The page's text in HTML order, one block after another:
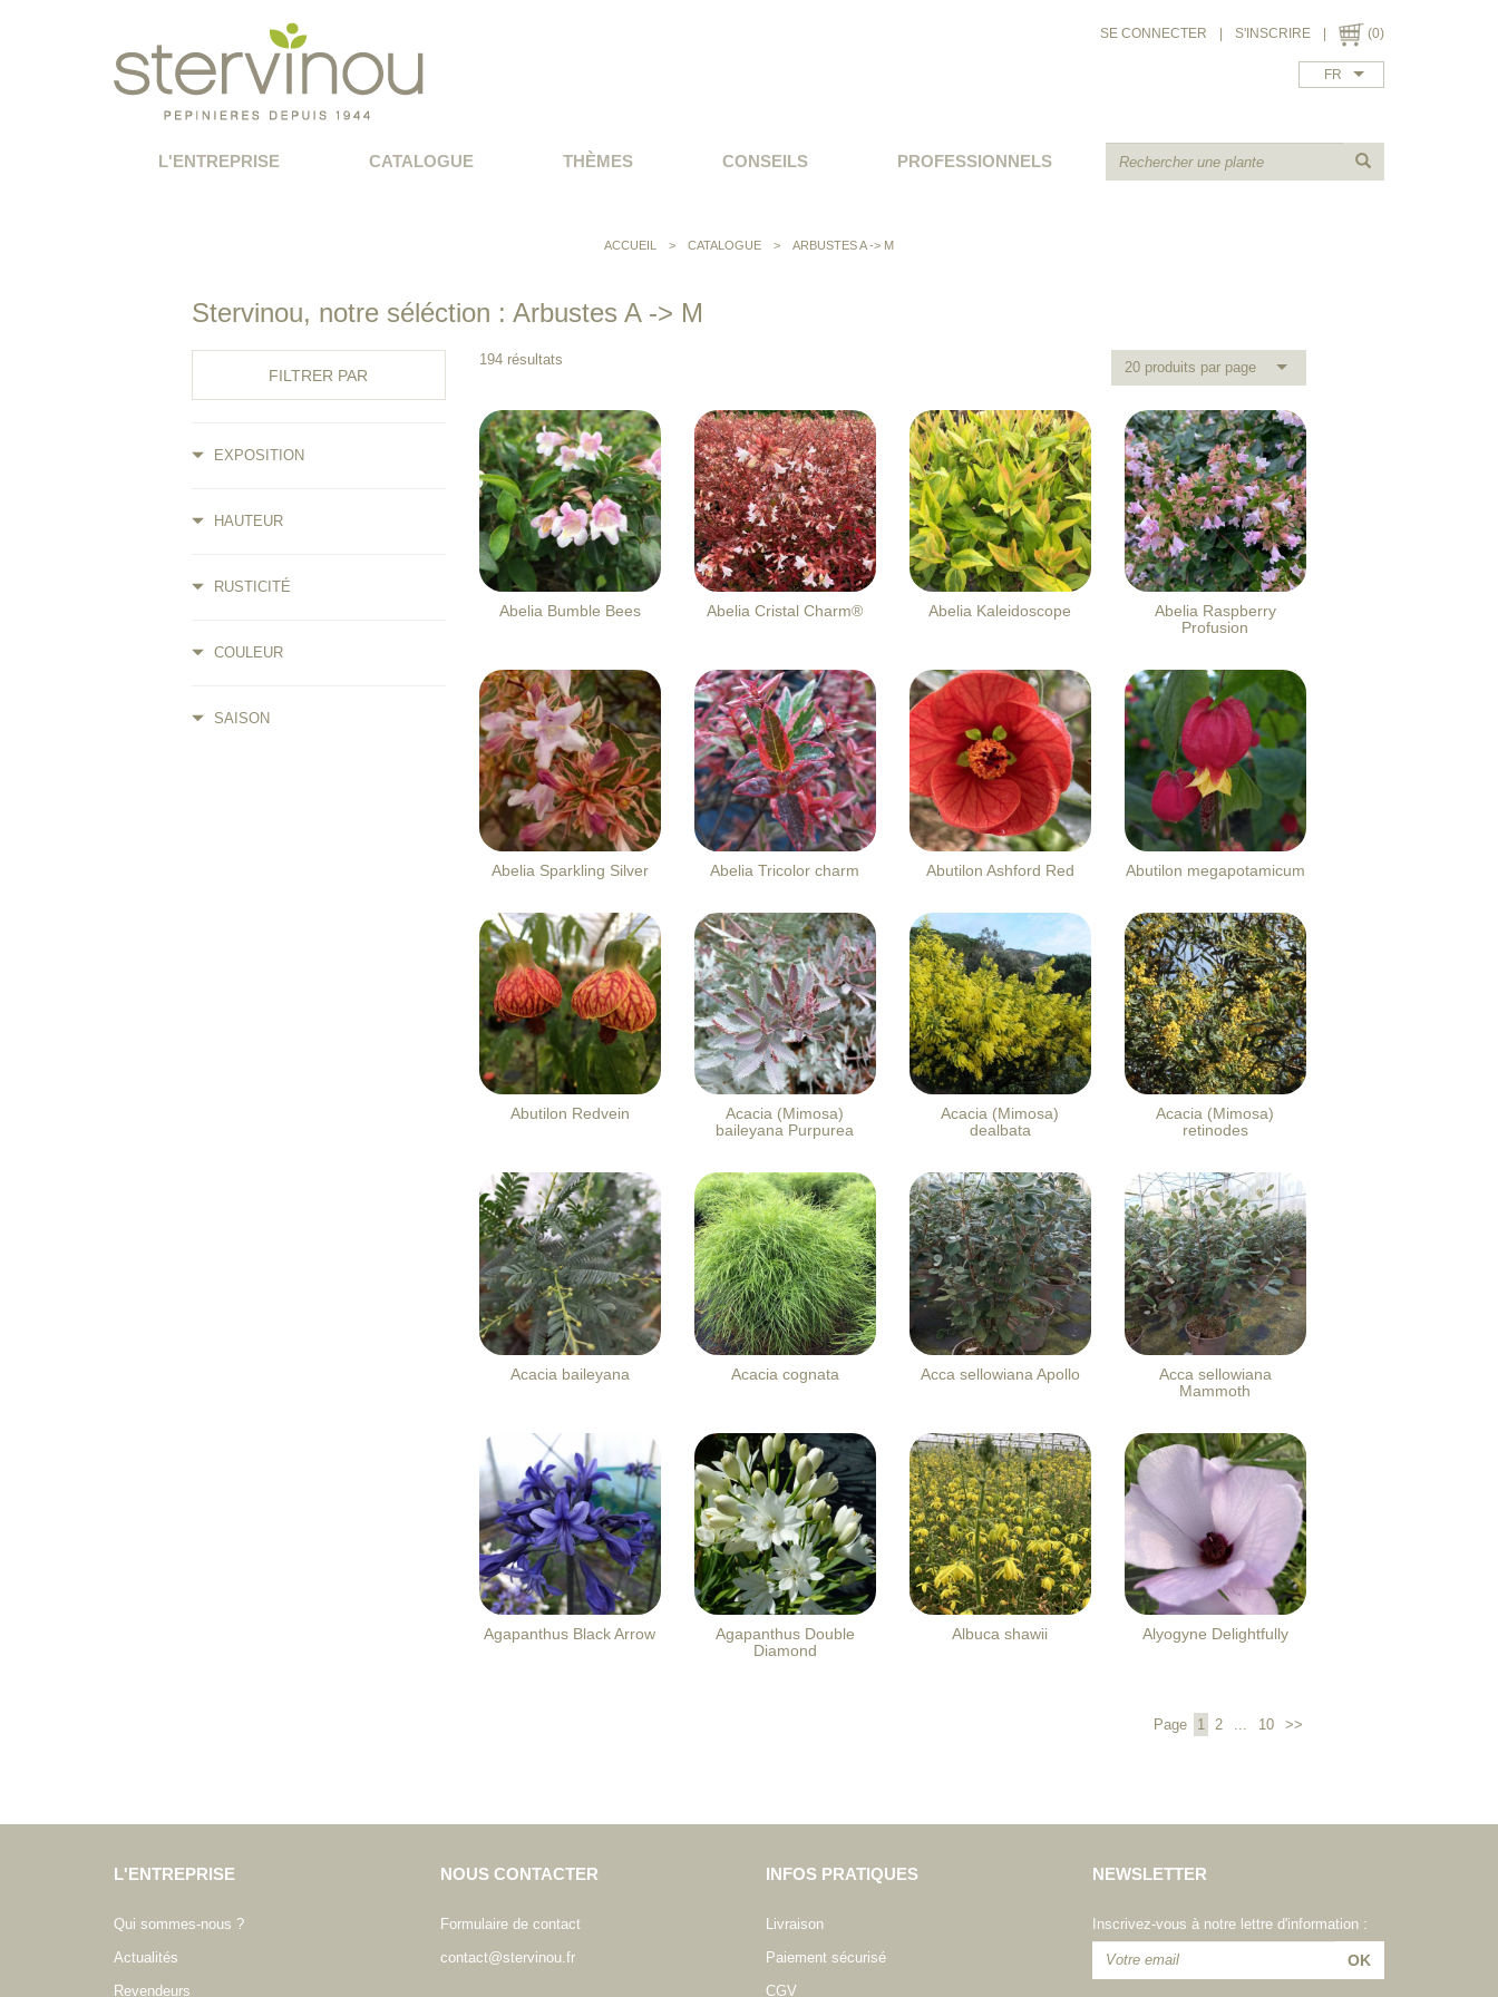
SE CONNECTER S'INSCRIRE (0)
FR
L'ENTREPRISE CATALOGUE THÈMES CONSEILS PROFESSIONNELS
ACCUEIL > CATALOGUE > ARBUSTES A -> M
Stervinou, notre séléction : Arbustes A -> M
FILTRER PAR
EXPOSITION
HAUTEUR
RUSTICITÉ
COULEUR
SAISON
194 résultats 20 produits par page
Abelia Bumble Bees Abelia Cristal Charm® Abelia Kaleidoscope
Abelia Raspberry
Profusion
Abelia Sparkling Silver Abelia Tricolor charm Abutilon Ashford Red Abutilon megapotamicum
Abutilon Redvein
Acacia (Mimosa)
baileyana Purpurea
Acacia (Mimosa)
dealbata
Acacia (Mimosa)
retinodes
Acacia baileyana Acacia cognata Acca sellowiana Apollo
Acca sellowiana
Mammoth
Agapanthus Black Arrow
Agapanthus Double
Diamond
Albuca shawii Alyogyne Delightfully
Page 1 2 10 >>
L'ENTREPRISE
Qui sommes-nous ?
Actualités
Revendeurs
NOUS CONTACTER
Formulaire de contact
contact@stervinou.fr
INFOS PRATIQUES
Livraison
Paiement sécurisé
CGV
NEWSLETTER
Inscrivez-vous à notre lettre d'information :